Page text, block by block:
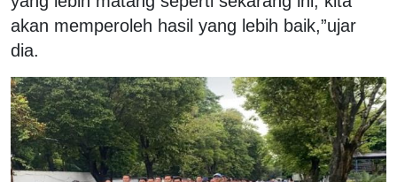
akan memperoleh hasil yang lebih baik,”ujar
dia.